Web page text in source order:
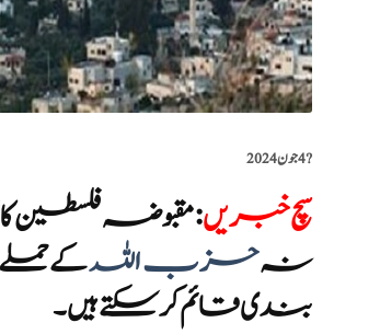
?️4 جون 2024
سچ خبریں:مقبوضہ فلسطین کا
نہحزب اللہکے
بندی قائم کر سکتے ہیں۔